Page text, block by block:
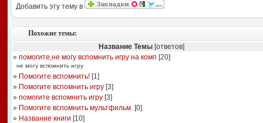
Добавить эту тему в
Похожие темы:
Название Темы [ответов]
» помогите,не могу вспомнить игру на комп [20]
не могу вспомнить игру
» Помогите вспомнить![1]
» Помогите вспомнить игру[3]
» помогите вспомнить игру[3]
» Помогите вспомнить мультфильм.[0]
» Название книги [10]